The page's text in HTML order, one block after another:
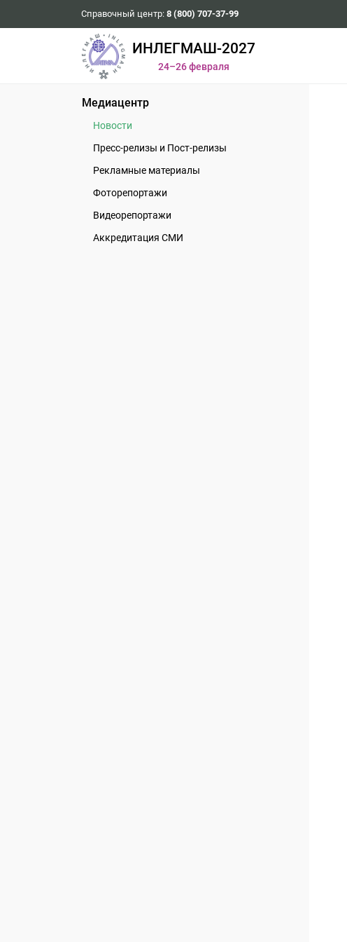
Справочный центр: 8 (800) 707-37-99
ИНЛЕГМАШ-2027
24–26 февраля
Медиацентр
Новости
Пресс-релизы и Пост-релизы
Рекламные материалы
Фоторепортажи
Видеорепортажи
Аккредитация СМИ